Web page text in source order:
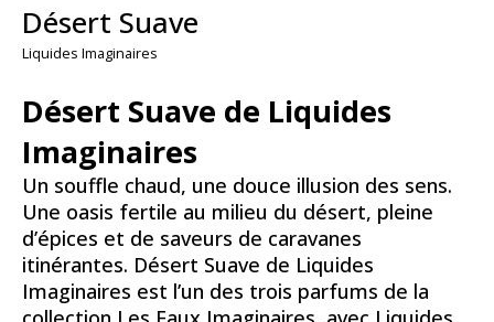
Désert Suave
Liquides Imaginaires
Désert Suave de Liquides
Imaginaires
Un souffle chaud, une douce illusion des sens.
Une oasis fertile au milieu du désert, pleine
d’épices et de saveurs de caravanes
itinérantes. Désert Suave de Liquides
Imaginaires est l’un des trois parfums de la